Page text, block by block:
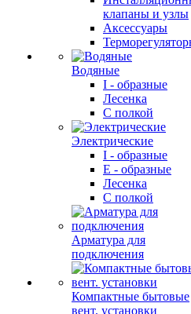
клапаны и узлы
Аксессуары
Водяные
I - образные
Лесенка
С полкой
Электрические
I - образные
E - образные
Лесенка
С полкой
Арматура для
подключения
Компактные бытовые
вент. установки